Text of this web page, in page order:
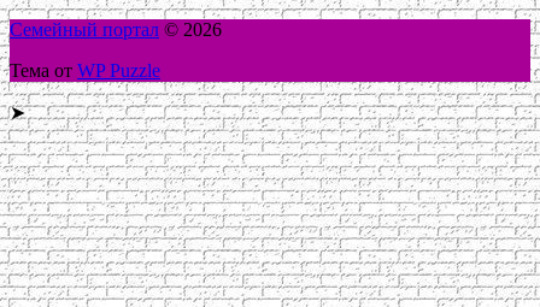
Семейный портал © 2026
Тема от WP Puzzle
➤